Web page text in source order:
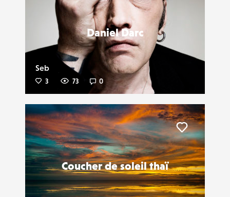
Daniel Darc
Seb
3 73 0
Coucher de soleil thaï
Liker